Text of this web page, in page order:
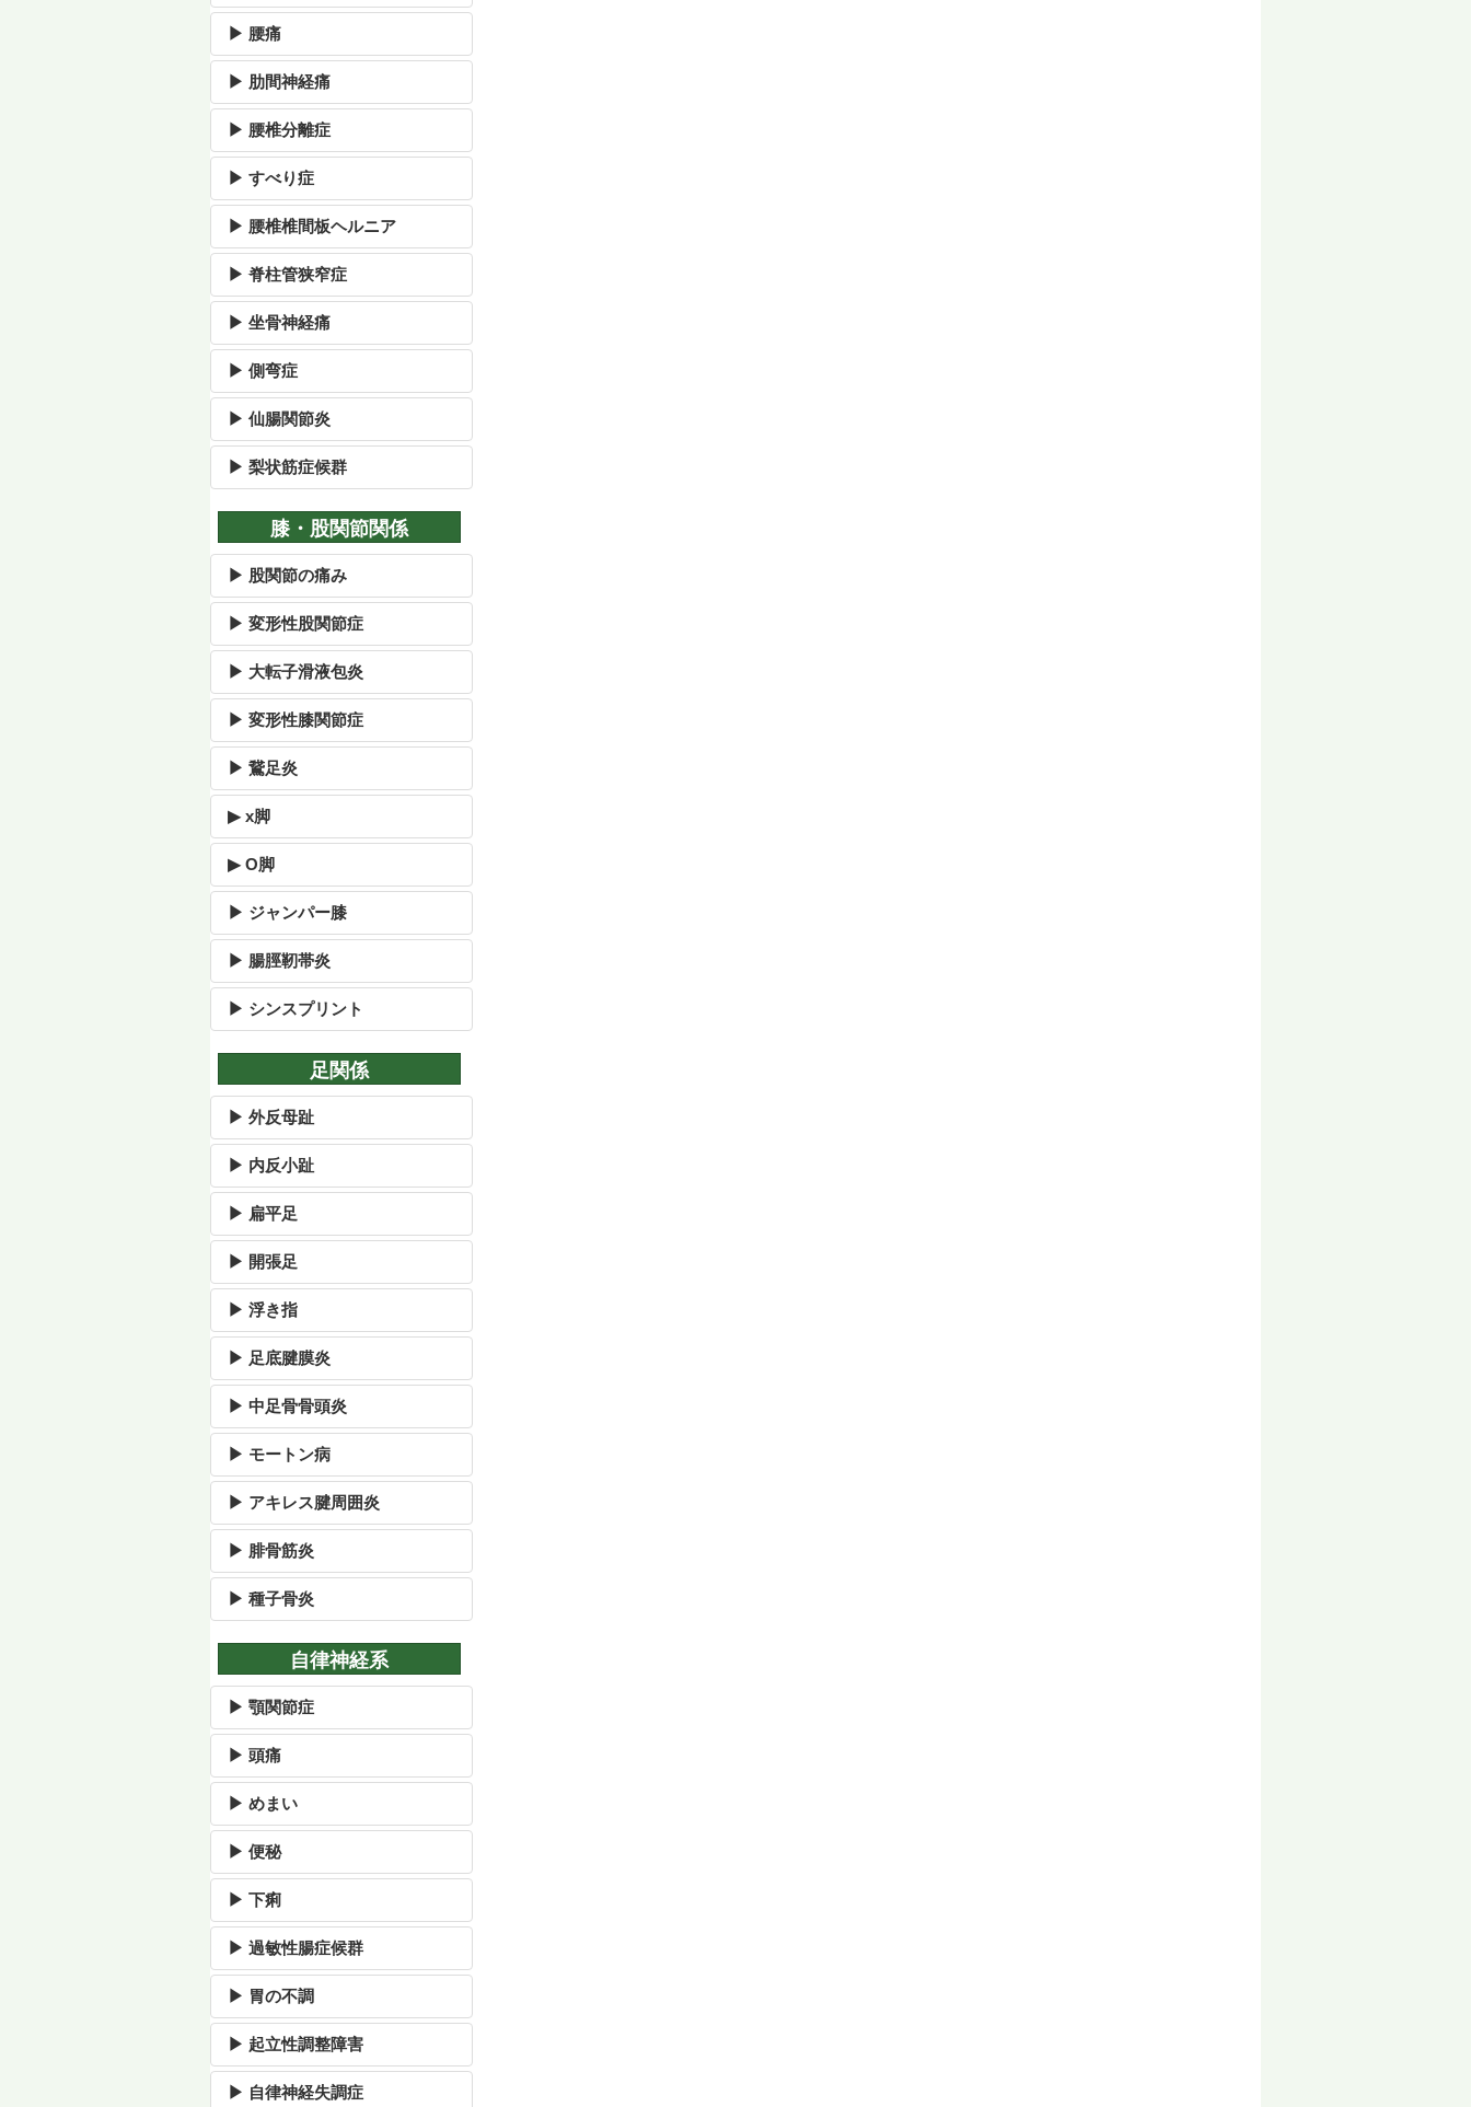
▶ 腰痛
▶ 肋間神経痛
▶ 腰椎分離症
▶ すべり症
▶ 腰椎椎間板ヘルニア
▶ 脊柱管狭窄症
▶ 坐骨神経痛
▶ 側弯症
▶ 仙腸関節炎
▶ 梨状筋症候群
膝・股関節関係
▶ 股関節の痛み
▶ 変形性股関節症
▶ 大転子滑液包炎
▶ 変形性膝関節症
▶ 鵞足炎
▶ x脚
▶ O脚
▶ ジャンパー膝
▶ 腸脛靭帯炎
▶ シンスプリント
足関係
▶ 外反母趾
▶ 内反小趾
▶ 扁平足
▶ 開張足
▶ 浮き指
▶ 足底腱膜炎
▶ 中足骨骨頭炎
▶ モートン病
▶ アキレス腱周囲炎
▶ 腓骨筋炎
▶ 種子骨炎
自律神経系
▶ 顎関節症
▶ 頭痛
▶ めまい
▶ 便秘
▶ 下痢
▶ 過敏性腸症候群
▶ 胃の不調
▶ 起立性調整障害
▶ 自律神経失調症